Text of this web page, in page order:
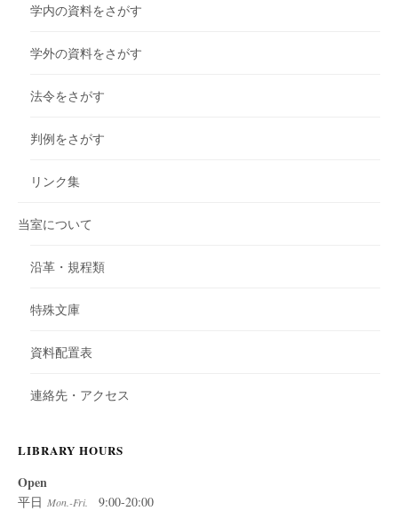
学内の資料をさがす
学外の資料をさがす
法令をさがす
判例をさがす
リンク集
当室について
沿革・規程類
特殊文庫
資料配置表
連絡先・アクセス
LIBRARY HOURS
Open
平日 Mon.-Fri. 9:00-20:00